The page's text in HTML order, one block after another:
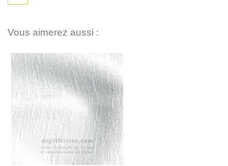
Vous aimerez aussi :